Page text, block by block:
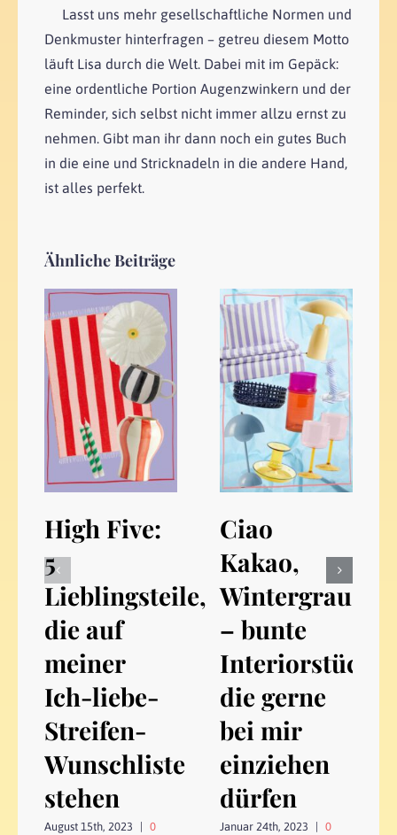
Lasst uns mehr gesellschaftliche Normen und
Denkmuster hinterfragen – getreu diesem Motto
läuft Lisa durch die Welt. Dabei mit im Gepäck:
eine ordentliche Portion Augenzwinkern und der
Reminder, sich selbst nicht immer allzu ernst zu
nehmen. Gibt man ihr dann noch ein gutes Buch
in die eine und Stricknadeln in die andere Hand,
ist alles perfekt.
Ähnliche Beiträge
High Five:
5
Lieblingsteile,
die auf
meiner
Ich-liebe-
Streifen-
Wunschliste
stehen
August 15th, 2023
0
Ciao
Kakao,
Wintergrau
– bunte
Interiorstücke,
die gerne
bei mir
einziehen
dürfen
Januar 24th, 2023
0